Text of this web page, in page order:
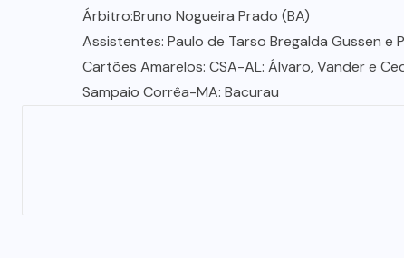
Árbitro:Bruno Nogueira Prado (BA)
Assistentes: Paulo de Tarso Bregalda Gussen e
Cartões Amarelos: CSA-AL: Álvaro, Vander e
Sampaio Corrêa-MA: Bacurau